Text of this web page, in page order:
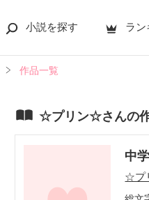
小説を探す ラン
作品一覧
☆プリン☆さんの
中
☆プ